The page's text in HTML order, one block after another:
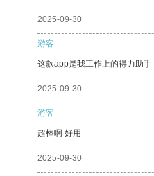
2025-09-30
游客
这款app是我工作上的得力助
2025-09-30
游客
超棒啊 好用
2025-09-30